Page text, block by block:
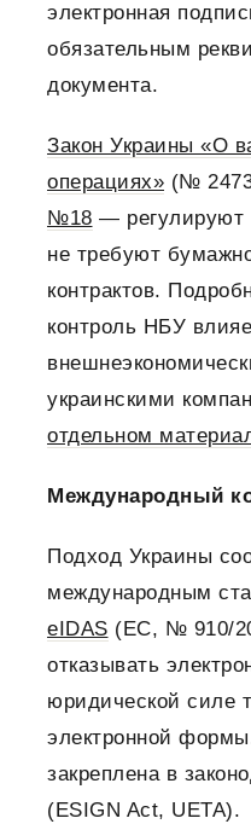
электронная
обязательным
документа.
Закон Украины «О
операциях» (№
№18 — регулируют
не требуют
контрактов.
контроль НБУ
украинскими
отдельном
Международный
Подход Украины
международным
eIDAS (ЕС, № 910/
отказывать
юридической силе
электронной
закреплена в
(ESIGN Act, UETA).